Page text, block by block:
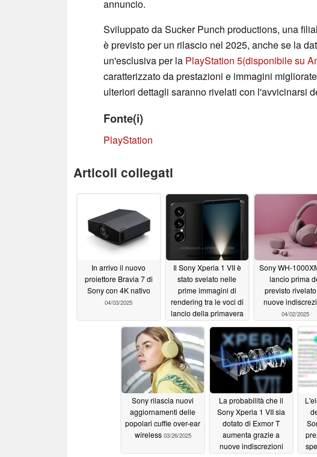
annuncio.
Sviluppato da Sucker Punch productions, una
è previsto per un rilascio nel 2025, anche se la
un'esclusiva per la PlayStation 5(disponibile su
caratterizzato da prestazioni e immagini
ulteriori dettagli saranno rivelati con l'avvicinarsi
Fonte(i)
PlayStation
Articoli collegati
In arrivo il nuovo
proiettore Bravia 7 di
Sony con 4K nativo
04/03/2025
Il Sony Xperia 1 VII è
stato svelato nelle
prime immagini di
rendering tra le voci di
lancio della primavera
04/02/2025
Sony WH-
lancio prima
previsto
nuove
04/02/2025
Sony rilascia nuovi
aggiornamenti delle
popolari cuffie over-ear
wireless 03/26/2025
La probabilità che il
Sony Xperia 1 VII sia
dotato di Exmor T
aumenta grazie a
nuove indiscrezioni